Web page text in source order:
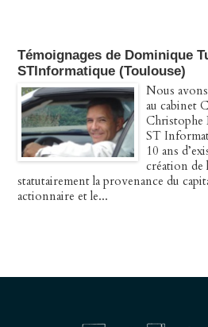
Témoignages de Dominique
STInformatique (Toulouse)
Nous
au cabinet
Christophe
ST
10 ans
création de
statutairement la provenance du
actionnaire et le...